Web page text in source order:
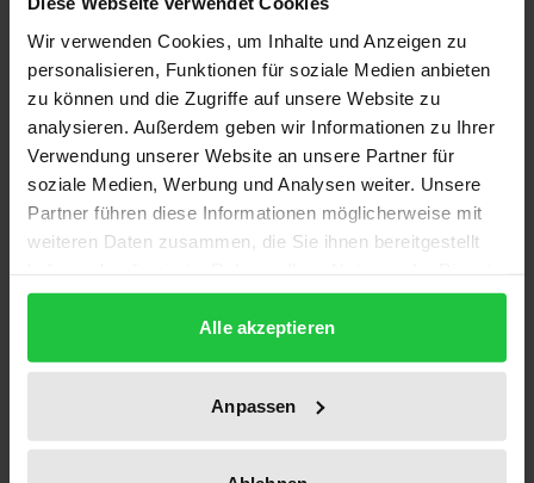
Wir verwenden Cookies, um Inhalte und Anzeigen zu
personalisieren, Funktionen für soziale Medien anbieten
zu können und die Zugriffe auf unsere Website zu
analysieren. Außerdem geben wir Informationen zu Ihrer
Verwendung unserer Website an unsere Partner für
soziale Medien, Werbung und Analysen weiter. Unsere
Partner führen diese Informationen möglicherweise mit
weiteren Daten zusammen, die Sie ihnen bereitgestellt
gesammelt haben.
Alle akzeptieren
Anpassen
Mit der Richtlinie 96/9/EG wurde der Rechtsschutz
von Datenbanken in der EU neu gestaltet. Herzstück
der Richtlinie ist ein neues Schutzrecht sui generis.
Im Anschluß an eine aktuelle Analyse des
technischen, wirtschaftlichen und gesellschaftlichen
Hintergrundes setzt sich der Verfasser mit der
vor allem der zu lange und den technikgeprägten,
unpersönlichen Datenbankwerken auch sonst nicht
adäquate Urheberschutz. Auch das sonst zu
begrüßende Schutzrecht sui generis kann
unerwünschte Folgen in Form der